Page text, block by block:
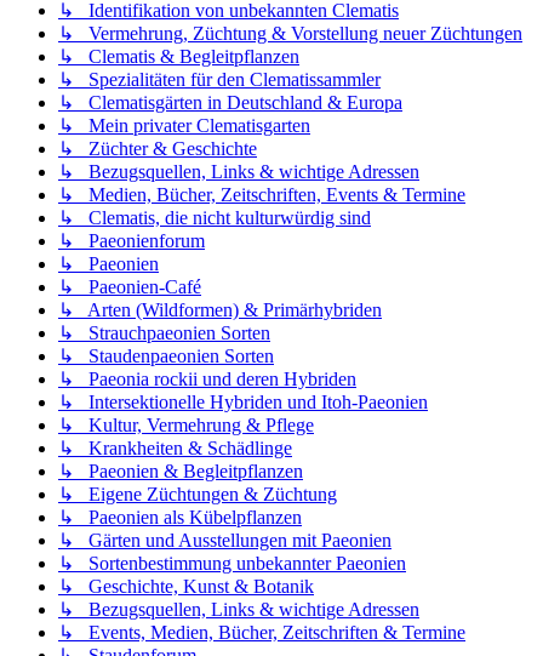
↳ Identifikation von unbekannten Clematis
↳ Vermehrung, Züchtung & Vorstellung neuer Züchtungen
↳ Clematis & Begleitpflanzen
↳ Spezialitäten für den Clematissammler
↳ Clematisgärten in Deutschland & Europa
↳ Mein privater Clematisgarten
↳ Züchter & Geschichte
↳ Bezugsquellen, Links & wichtige Adressen
↳ Medien, Bücher, Zeitschriften, Events & Termine
↳ Clematis, die nicht kulturwürdig sind
↳ Paeonienforum
↳ Paeonien
↳ Paeonien-Café
↳ Arten (Wildformen) & Primärhybriden
↳ Strauchpaeonien Sorten
↳ Staudenpaeonien Sorten
↳ Paeonia rockii und deren Hybriden
↳ Intersektionelle Hybriden und Itoh-Paeonien
↳ Kultur, Vermehrung & Pflege
↳ Krankheiten & Schädlinge
↳ Paeonien & Begleitpflanzen
↳ Eigene Züchtungen & Züchtung
↳ Paeonien als Kübelpflanzen
↳ Gärten und Ausstellungen mit Paeonien
↳ Sortenbestimmung unbekannter Paeonien
↳ Geschichte, Kunst & Botanik
↳ Bezugsquellen, Links & wichtige Adressen
↳ Events, Medien, Bücher, Zeitschriften & Termine